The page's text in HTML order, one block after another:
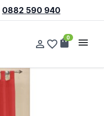
0882 590 940
person_outline favorite_border shopping_bag
0 menu